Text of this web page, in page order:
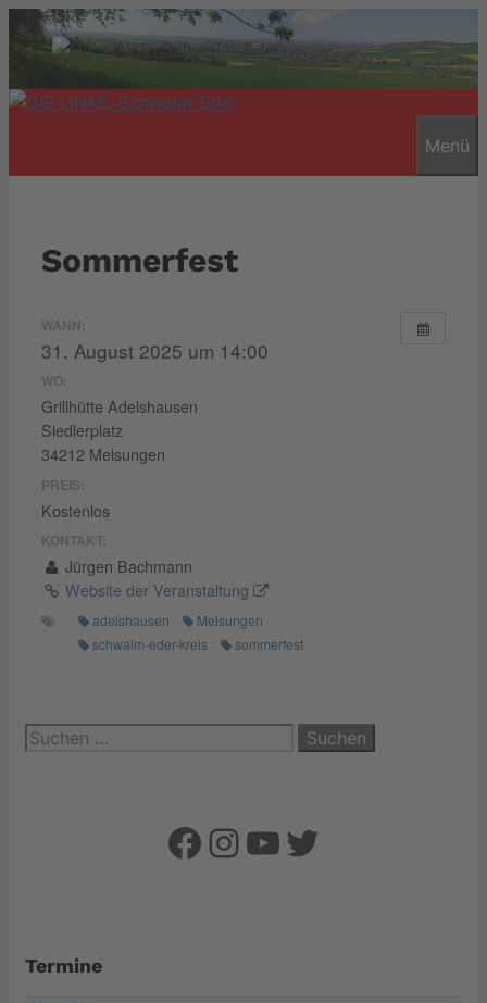
Zum
Inhalt
springen
Menü
Sommerfest
WANN:
31. August 2025 um 14:00
WO:
Grillhütte Adelshausen
Siedlerplatz
34212 Melsungen
PREIS:
Kostenlos
KONTAKT:
Jürgen Bachmann
Website der Veranstaltung
adelshausen
Melsungen
schwalm-eder-kreis
sommerfest
Suchen
nach:
Facebook
Instagram
YouTube
Twitter
Termine